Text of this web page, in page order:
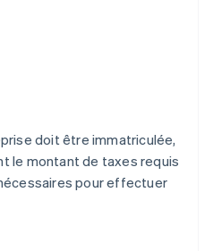
doit être immatriculée,
le montant de taxes requis
pour effectuer